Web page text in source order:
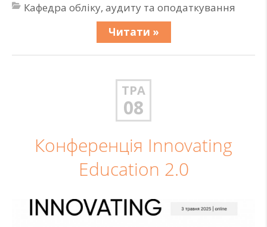
Кафедра обліку, аудиту та оподаткування
Читати »
ТРА
08
Конференція Innovating
Education 2.0